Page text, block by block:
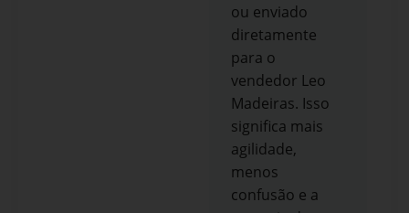
ou enviado
diretamente
para o
vendedor Leo
Madeiras. Isso
significa mais
agilidade,
menos
confusão e a